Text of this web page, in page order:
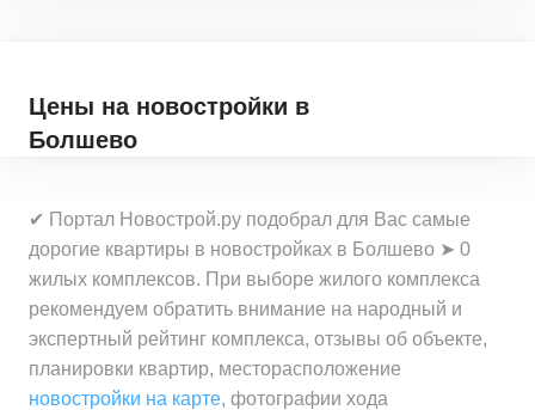
Цены на новостройки в
Болшево
✔ Портал Новострой.ру подобрал для Вас самые
дорогие квартиры в новостройках в Болшево ➤ 0
жилых комплексов. При выборе жилого комплекса
рекомендуем обратить внимание на народный и
экспертный рейтинг комплекса, отзывы об объекте,
планировки квартир, месторасположение
новостройки на карте, фотографии хода